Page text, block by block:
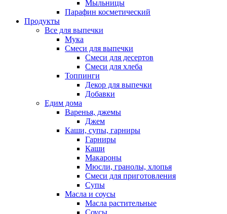
Мыльницы
Парафин косметический
Продукты
Все для выпечки
Мука
Смеси для выпечки
Смеси для десертов
Смеси для хлеба
Топпинги
Декор для выпечки
Добавки
Едим дома
Варенья, джемы
Джем
Каши, супы, гарниры
Гарниры
Каши
Макароны
Мюсли, гранолы, хлопья
Смеси для приготовления
Супы
Масла и соусы
Масла растительные
Соусы